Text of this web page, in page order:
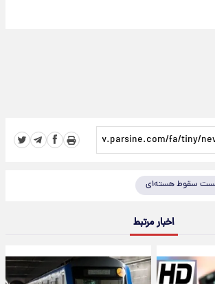
تست سقوط هسته‌ای
اخبار مرتبط